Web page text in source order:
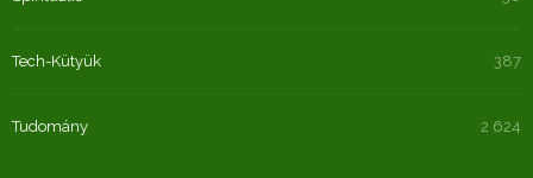
Tech-Kütyük 387
Tudomány 2 624